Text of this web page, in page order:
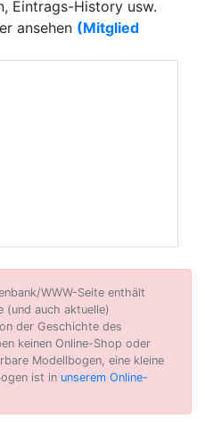
Eintrags-History usw.
ansehen (Mitglied
WWW-Seite enthält
(und auch aktuelle)
der Geschichte des
keinen Online-Shop oder
Modellbogen, eine kleine
ist in unserem Online-